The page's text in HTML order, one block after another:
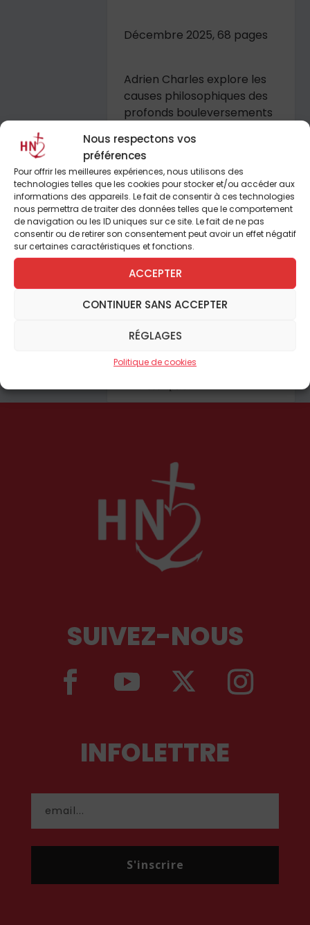
Nous respectons vos
préférences
Pour offrir les meilleures expériences, nous utilisons des
technologies telles que les cookies pour stocker et/ou accéder aux
informations des appareils. Le fait de consentir à ces technologies
nous permettra de traiter des données telles que le comportement
de navigation ou les ID uniques sur ce site. Le fait de ne pas
consentir ou de retirer son consentement peut avoir un effet négatif
sur certaines caractéristiques et fonctions.
ACCEPTER
CONTINUER SANS ACCEPTER
RÉGLAGES
Politique de cookies
Décembre 2025, 68 pages
Adrien Charles explore les
causes philosophiques des
profonds bouleversements
artistique et dresse un large
panorama des effets de
cette révolution esthétique
dans de nombreux
domaines.
SUIVEZ-NOUS
INFOLETTRE
S'inscrire